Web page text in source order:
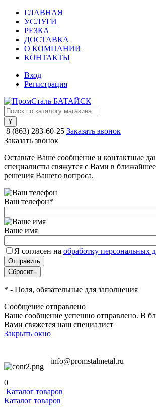
ГЛАВНАЯ
УСЛУГИ
РЕЗКА
ДОСТАВКА
О КОМПАНИИ
КОНТАКТЫ
Вход
Регистрация
8 (863) 283-60-25 Заказать звонок
Заказать звонок
Оставьте Ваше сообщение и контактные
специалисты свяжутся с Вами в ближайшее
решения Вашего вопроса.
Ваш телефон*
Ваше имя
Я согласен на обработку персональных
* - Поля, обязательные для заполнения
Сообщение отправлено
Ваше сообщение успешно отправлено. В
Вами свяжется наш специалист
Закрыть окно
info@promstalmetal.ru
0
Каталог товаров
Каталог товаров